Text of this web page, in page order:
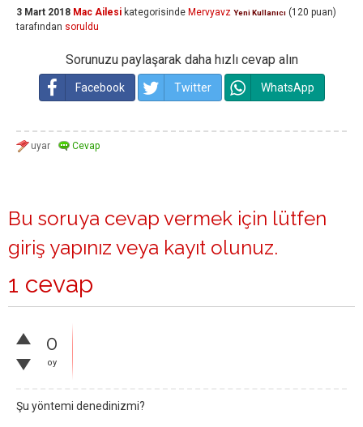
3 Mart 2018 Mac Ailesi kategorisinde Mervyavz Yeni Kullanıcı (120 puan)
tarafından soruldu
Sorunuzu paylaşarak daha hızlı cevap alın
Facebook Twitter WhatsApp
Bu soruya cevap vermek için lütfen
giriş yapınız veya kayıt olunuz.
1 cevap
0
oy
Şu yöntemi denedinizmi?